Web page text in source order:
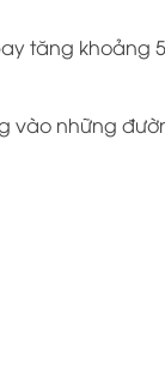
tăng
những